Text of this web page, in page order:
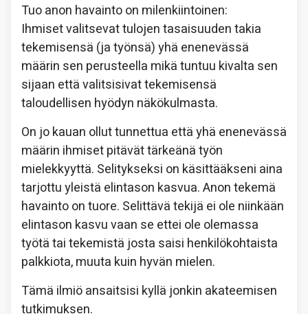
Tuo anon havainto on milenkiintoinen:
Ihmiset valitsevat tulojen tasaisuuden takia
tekemisensä (ja työnsä) yhä enenevässä
määrin sen perusteella mikä tuntuu kivalta sen
sijaan että valitsisivat tekemisensä
taloudellisen hyödyn näkökulmasta.
On jo kauan ollut tunnettua että yhä enenevässä
määrin ihmiset pitävät tärkeänä työn
mielekkyyttä. Selitykseksi on käsittääkseni aina
tarjottu yleistä elintason kasvua. Anon tekemä
havainto on tuore. Selittävä tekijä ei ole niinkään
elintason kasvu vaan se ettei ole olemassa
työtä tai tekemistä josta saisi henkilökohtaista
palkkiota, muuta kuin hyvän mielen.
Tämä ilmiö ansaitsisi kyllä jonkin akateemisen
tutkimuksen.